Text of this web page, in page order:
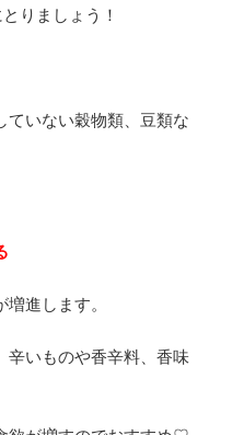
りましょう！
ていない穀物類、豆類な
進します。
辛いものや香辛料、香味